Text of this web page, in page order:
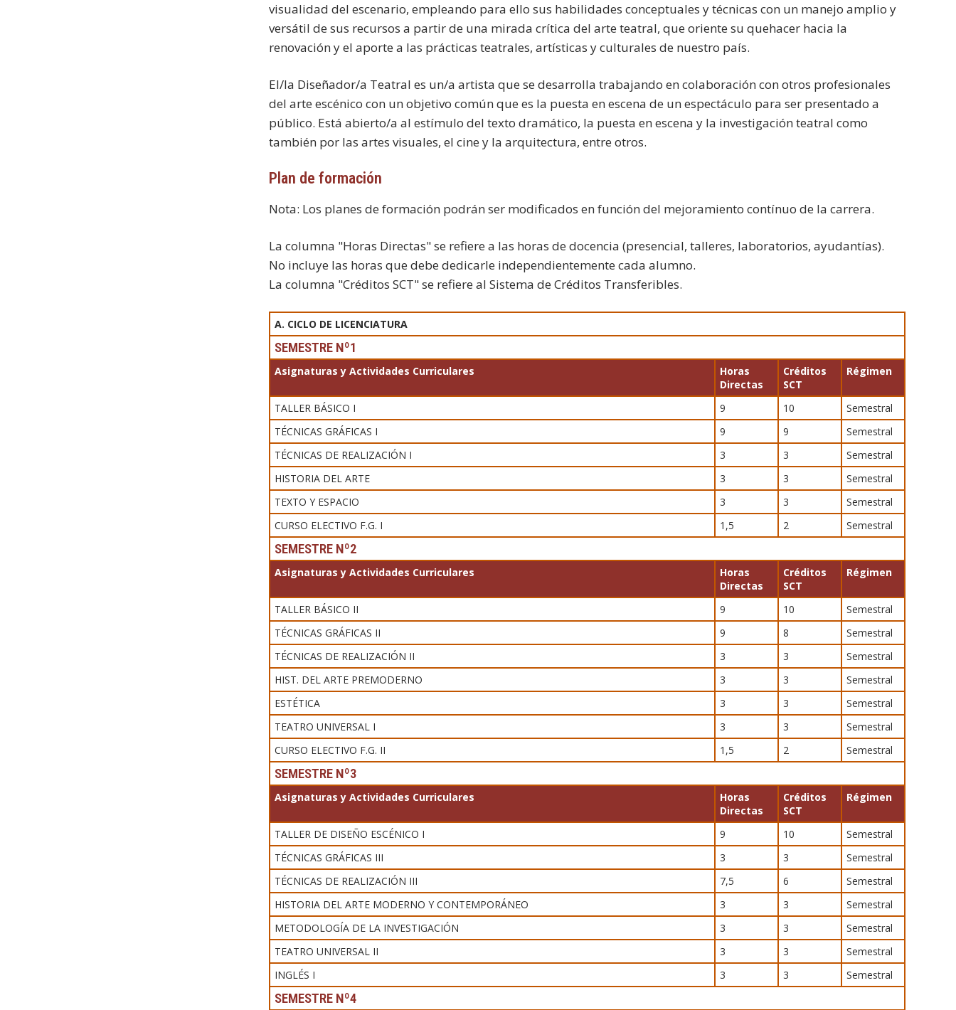
visualidad del escenario, empleando para ello sus habilidades conceptuales y técnicas con un manejo amplio y
versátil de sus recursos a partir de una mirada crítica del arte teatral, que oriente su quehacer hacia la
renovación y el aporte a las prácticas teatrales, artísticas y culturales de nuestro país.
El/la Diseñador/a Teatral es un/a artista que se desarrolla trabajando en colaboración con otros profesionales
del arte escénico con un objetivo común que es la puesta en escena de un espectáculo para ser presentado a
público. Está abierto/a al estímulo del texto dramático, la puesta en escena y la investigación teatral como
también por las artes visuales, el cine y la arquitectura, entre otros.
Plan de formación
Nota: Los planes de formación podrán ser modificados en función del mejoramiento contínuo de la carrera.
La columna "Horas Directas" se refiere a las horas de docencia (presencial, talleres, laboratorios, ayudantías).
No incluye las horas que debe dedicarle independientemente cada alumno.
La columna "Créditos SCT" se refiere al Sistema de Créditos Transferibles.
A. CICLO DE LICENCIATURA
SEMESTRE Nº1
Asignaturas y Actividades Curriculares
Horas
Directas
Créditos
SCT
Régimen
TALLER BÁSICO I 9 10
Semestral
TÉCNICAS GRÁFICAS I
9 9
Semestral
TÉCNICAS DE REALIZACIÓN I
3 3
Semestral
HISTORIA DEL ARTE
3 3
Semestral
TEXTO Y ESPACIO
3 3
Semestral
CURSO ELECTIVO F.G. I
1,5 2 Semestral
SEMESTRE Nº2
Asignaturas y Actividades Curriculares
Horas
Directas
Créditos
SCT
Régimen
TALLER BÁSICO II 9 10
Semestral
TÉCNICAS GRÁFICAS II
9 8
Semestral
TÉCNICAS DE REALIZACIÓN II
3 3
Semestral
HIST. DEL ARTE PREMODERNO
3 3
Semestral
ESTÉTICA
3 3
Semestral
TEATRO UNIVERSAL I
3 3
Semestral
CURSO ELECTIVO F.G. II
1,5 2 Semestral
SEMESTRE Nº3
Asignaturas y Actividades Curriculares
Horas
Directas
Créditos
SCT
Régimen
TALLER DE DISEÑO ESCÉNICO I 9 10
Semestral
TÉCNICAS GRÁFICAS III
3 3
Semestral
TÉCNICAS DE REALIZACIÓN III
7,5 6
Semestral
HISTORIA DEL ARTE MODERNO Y CONTEMPORÁNEO
3 3
Semestral
METODOLOGÍA DE LA INVESTIGACIÓN
3 3
Semestral
TEATRO UNIVERSAL II
3 3
Semestral
INGLÉS I
3 3 Semestral
SEMESTRE Nº4